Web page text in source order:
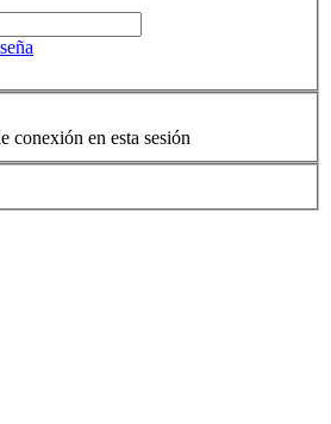
conexión en esta sesión